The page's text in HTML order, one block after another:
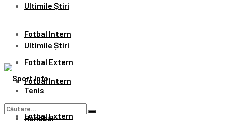
Ultimile Știri
Fotbal Intern
Fotbal Extern
Tenis
Handbal
Ultimile Știri
Fotbal Intern
Fotbal Extern